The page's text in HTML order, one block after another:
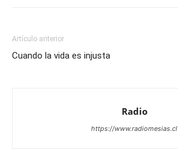
Artículo anterior
Cuando la vida es injusta
Radio
https://www.radiomesias.cl